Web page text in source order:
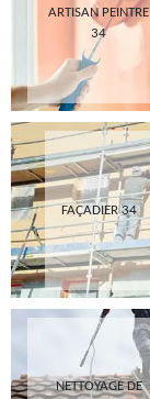
ARTISAN PEINTRE
34
FAÇADIER 34
NETTOYAGE DE